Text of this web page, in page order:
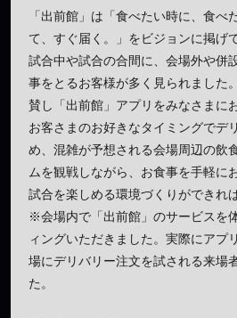
「出前館」は「食べたい時に、食べ
て、すぐ届く。」をビジョンに掲げ
試合中や試合の合間に、会場外や併
事をとるお客様が多く見られました
賛し「出前館」アプリをみなさまに
お客さまのお好きなタイミングでデ
め、混雑が予想される会場周辺の飲
ムを観戦しながら、お食事を手軽に
試合を楽しめる環境づくりができれ
※会場内で「出前館」のサービスを
ィングいただきました。実際にアプ
場にデリバリー注文を試される来場
た。